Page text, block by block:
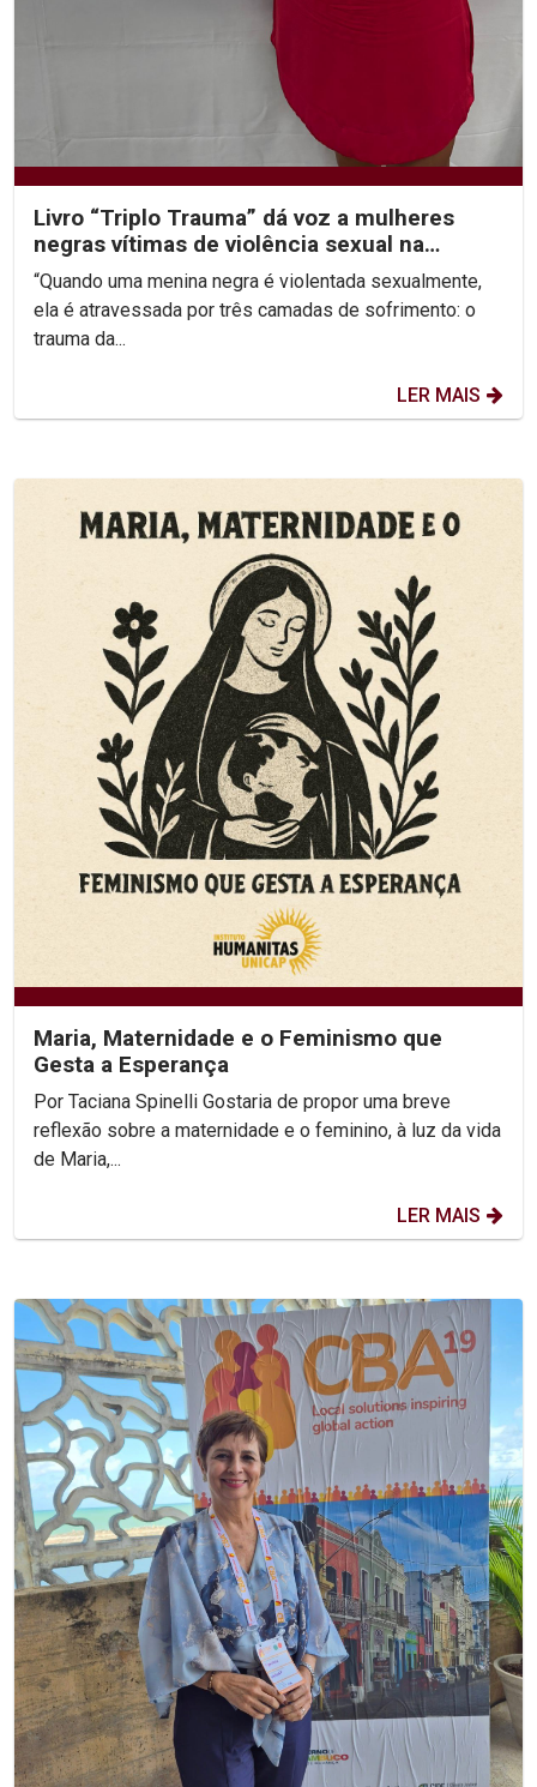
Livro “Triplo Trauma” dá voz a mulheres
negras vítimas de violência sexual na
infância
“Quando uma menina negra é violentada sexualmente,
ela é atravessada por três camadas de sofrimento: o
trauma da...
LER MAIS
Maria, Maternidade e o Feminismo que
Gesta a Esperança
Por Taciana Spinelli Gostaria de propor uma breve
reflexão sobre a maternidade e o feminino, à luz da vida
de Maria,...
LER MAIS